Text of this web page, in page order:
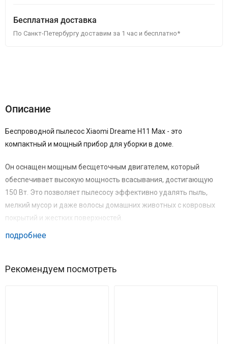
Бесплатная доставка
По Санкт-Петербургу доставим за 1 час и бесплатно*
Описание
Беспроводной пылесос Xiaomi Dreame H11 Max - это
компактный и мощный прибор для уборки в доме.
Он оснащен мощным бесщеточным двигателем, который
обеспечивает высокую мощность всасывания, достигающую
150 Вт. Это позволяет пылесосу эффективно удалять пыль,
мелкий мусор и даже волосы домашних животных с ковровых
покрытий и жестких поверхностей.
Устройство работает от литий-ионной батареи ёмкостью 3000
одном заряде. Это достаточно времени для уборки всего дома.
подробнее
Рекомендуем посмотреть